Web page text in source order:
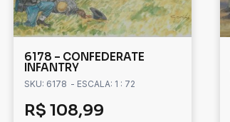
6178 – CONFEDERATE
INFANTRY
SKU: 6178 - ESCALA: 1 : 72
R$ 108,99